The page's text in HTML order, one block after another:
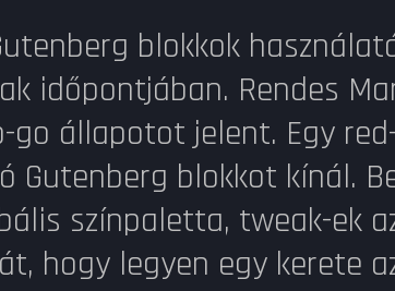
blokkok
időpontjában. Rendes
állapotot jelent. Egy
Gutenberg blokkot kínál.
színpaletta, tweak-ek
hogy legyen egy kerete